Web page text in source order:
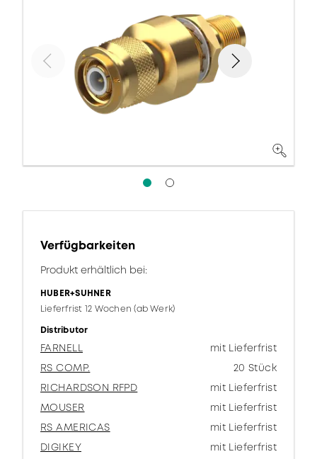
Verfügbarkeiten
Produkt erhältlich bei:
HUBER+SUHNER
Lieferfrist 12 Wochen (ab Werk)
Distributor
FARNELL
mit Lieferfrist
RS COMP.
20 Stück
RICHARDSON RFPD
mit Lieferfrist
MOUSER
mit Lieferfrist
RS AMERICAS
mit Lieferfrist
DIGIKEY
mit Lieferfrist